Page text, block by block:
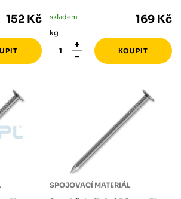
152 Kč skladem 169 Kč
kg
SPOJOVACÍ MATERIÁL